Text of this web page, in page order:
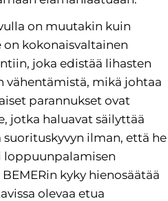
on muutakin kuin
on kokonaisvaltainen
joka edistää lihasten
vähentämistä, mikä johtaa
parannukset ovat
jotka haluavat säilyttää
ilman, että he
loppuunpalamisen
kyky hienosäätää
olevaa etua